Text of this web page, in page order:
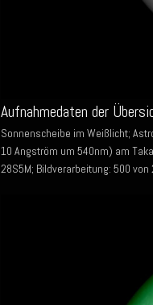
Aufnahmedaten der
Sonnenscheibe im Weißlicht;
10 Angström um 540nm) am
28S5M; Bildverarbeitung: 500